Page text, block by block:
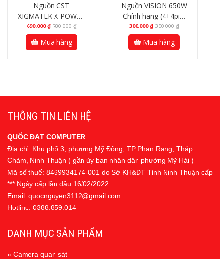
Nguồn CST
XIGMATEK X-POWER
III 350 250W Chính
hãng
690.000₫ 780.000₫
Mua hàng
Nguồn VISION 650W
Chính hãng (4+4pin,
Dây ngắn, Kèm dây
nguồn)
300.000₫ 350.000₫
Mua hàng
THÔNG TIN LIÊN HỆ
QUỐC ĐẠT COMPUTER
Địa chỉ: Khu phố 3, phường Mỹ Đông, TP Phan Rang, Tháp
Chàm, Ninh Thuận ( gần ủy ban nhân dân phường Mỹ Hải )
Mã số thuế: 8469934174-001 do Sở KH&ĐT Tỉnh Ninh Thuận cấp
*** Ngày cấp lần đầu 16/02/2022
Email: quocnguyen3112@gmail.com
Hotline: 0388.859.014
DANH MỤC SẢN PHẨM
» Camera quan sát